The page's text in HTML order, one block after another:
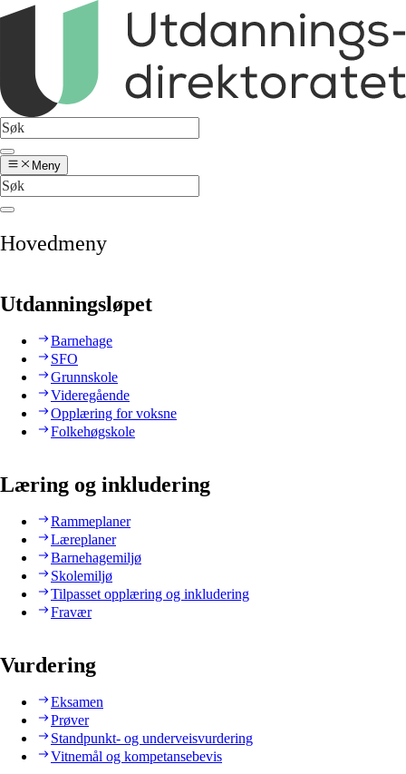
Meny
Hovedmeny
Utdanningsløpet
Barnehage
SFO
Grunnskole
Videregående
Opplæring for voksne
Folkehøgskole
Læring og inkludering
Rammeplaner
Læreplaner
Barnehagemiljø
Skolemiljø
Tilpasset opplæring og inkludering
Fravær
Vurdering
Eksamen
Prøver
Standpunkt- og underveisvurdering
Vitnemål og kompetansebevis